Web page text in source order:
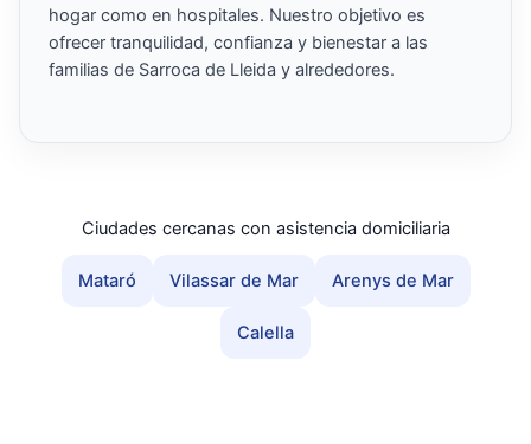
hogar como en hospitales. Nuestro objetivo es
ofrecer tranquilidad, confianza y bienestar a las
familias de Sarroca de Lleida y alrededores.
Ciudades cercanas con asistencia domiciliaria
Mataró Vilassar de Mar Arenys de Mar
Calella